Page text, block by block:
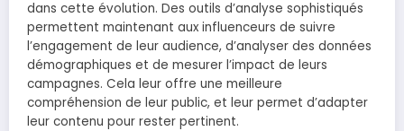
dans cette évolution. Des outils d’analyse sophistiqués
permettent maintenant aux influenceurs de suivre
l’engagement de leur audience, d’analyser des données
démographiques et de mesurer l’impact de leurs
campagnes. Cela leur offre une meilleure
compréhension de leur public, et leur permet d’adapter
leur contenu pour rester pertinent.